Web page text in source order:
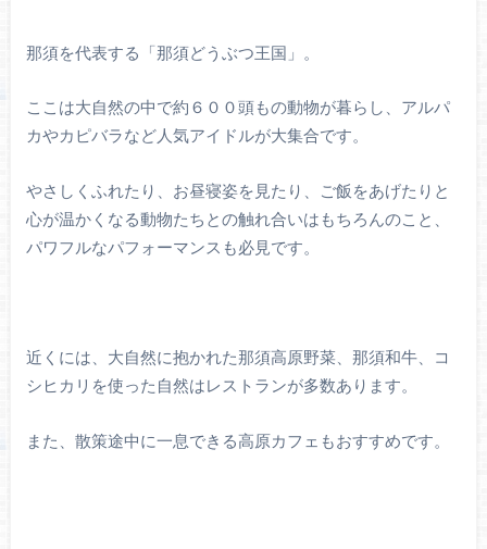
那須を代表する「那須どうぶつ王国」。
ここは大自然の中で約６００頭もの動物が暮らし、アルパ
カやカピバラなど人気アイドルが大集合です。
やさしくふれたり、お昼寝姿を見たり、ご飯をあげたりと
心が温かくなる動物たちとの触れ合いはもちろんのこと、
パワフルなパフォーマンスも必見です。
近くには、大自然に抱かれた那須高原野菜、那須和牛、コ
シヒカリを使った自然はレストランが多数あります。
また、散策途中に一息できる高原カフェもおすすめです。